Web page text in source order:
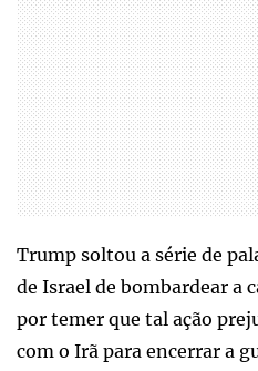
Trump soltou a série de
de Israel de bombardear a
por temer que tal ação
com o Irã para encerrar a